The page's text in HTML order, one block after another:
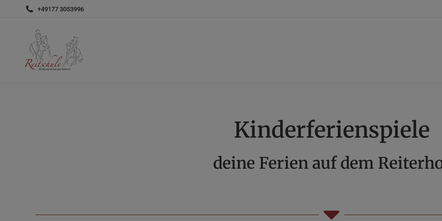
+49177 3053996
Kinderferienspiele
deine Ferien auf dem